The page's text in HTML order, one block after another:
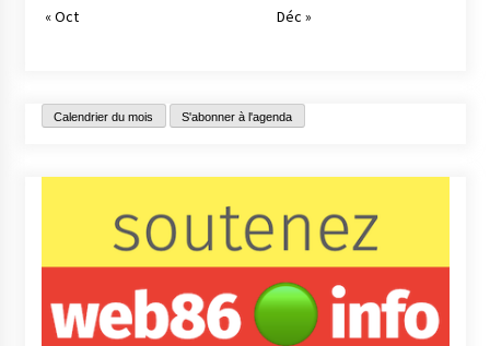
« Oct
Déc »
Calendrier du mois S'abonner à l'agenda